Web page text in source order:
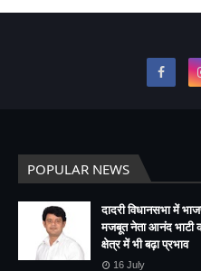
POPULAR NEWS
दादरी विधानसभा में
मजबूत नेता आनंद भाटी
क्षेत्र में भी बढ़ा प्रभाव
16 July